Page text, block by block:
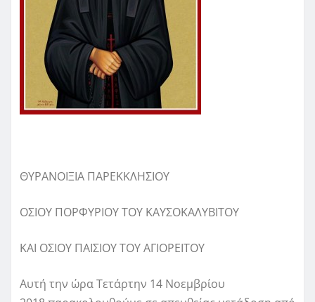
ΘΥΡΑΝΟΙΞΙΑ ΠΑΡΕΚΚΛΗΣΙΟΥ
ΟΣΙΟΥ ΠΟΡΦΥΡΙΟΥ ΤΟΥ ΚΑΥΣΟΚΑΛΥΒΙΤΟΥ
ΚΑΙ ΟΣΙΟΥ ΠΑΪΣΙΟΥ ΤΟΥ ΑΓΙΟΡΕΙΤΟΥ
Αυτή την ώραΤετάρτην 14 Νοεμβρίου